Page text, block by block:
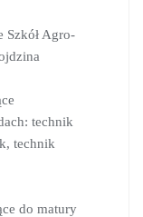
Szkół Agro-
technik
technik
do matury